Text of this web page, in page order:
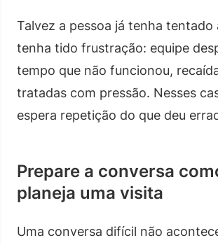
Talvez a pessoa já tenha tentado
tenha tido frustração: equipe
tempo que não funcionou,
tratadas com pressão. Nesses
espera repetição do que deu
Prepare a conversa
planeja uma visita
Uma conversa difícil não